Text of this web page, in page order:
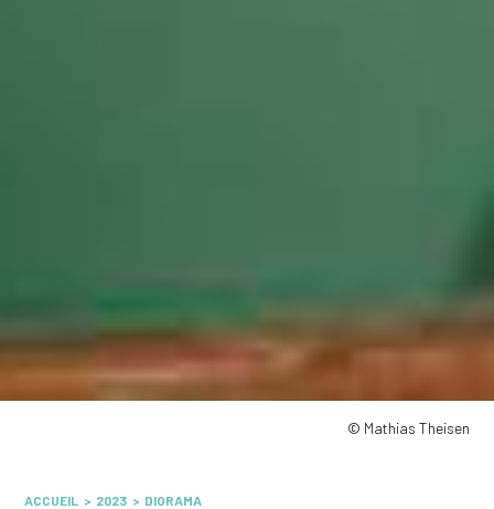
© Mathias Theisen
ACCUEIL 2023 DIORAMA